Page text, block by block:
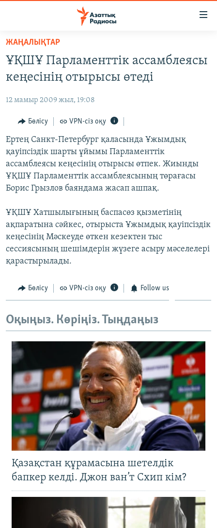
Skip
main
content
to
Navigation
Skip
to
Search
САЯСАТ
ҚАҢТАР ОҚИҒАСЫ
АДАМ ҚҰҚЫҚТАРЫ
ӘЛЕУМЕТ
ӘЛЕМ
АРНАЙЫ ЖОБАЛАР
ЖАЗЫЛЫҢЫЗ
ЖАҢАЛЫҚТАР
ҰҚШҰ Парламенттік ассамблеясы
кеңесінің отырысы өтеді
12 мамыр 2009 жыл, 19:08
Бөлісу VPN-сіз оқу
Ертең Санкт-Петербург қаласында Ұжымдық
қауіпсіздік шарты ұйымы Парламенттік
ассамблеясы кеңесінің отырысы өтпек. Жиынды
ҰҚШҰ Парламенттік ассамблеясының төрағасы
Борис Грызлов баяндама жасап ашпақ.
ҰҚШҰ Хатшылығының баспасөз қызметінің
ақпаратына сәйкес, отырыста Ұжымдық қауіпсіздік
кеңесінің Мәскеуде өткен кезектен тыс
сессиясының шешімдерін жүзеге асыру мәселелері
қарастырылады.
Бөлісу VPN-сіз оқу Follow us
Оқыңыз. Көріңіз. Тыңдаңыз
Қазақстан құрамасына шетелдік
бапкер келді. Джон ван’т Схип кім?